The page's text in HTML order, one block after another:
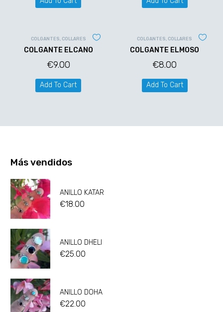
COLGANTES COLLARES
COLGANTE ELCANO
€9.00
Add To Cart
COLGANTES COLLARES
COLGANTE ELMOSO
€8.00
Add To Cart
Más vendidos
ANILLO KATAR
€18.00
ANILLO DHELI
€25.00
ANILLO DOHA
€22.00